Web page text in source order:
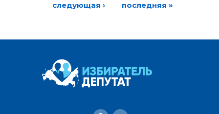
следующая ›
последняя »